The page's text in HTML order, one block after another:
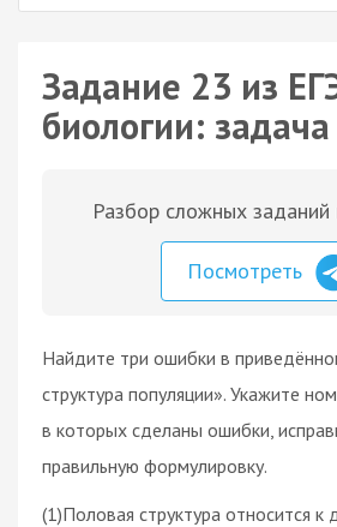
Задание 23 из
биологии:
Разбор сложных заданий
Посмотреть
Найдите три ошибки в
структура популяции». Укажите
в которых сделаны ошибки,
правильную формулировку.
(1)Половая структура относится к